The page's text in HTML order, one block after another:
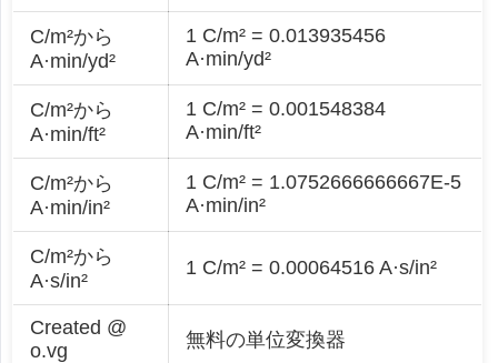
C/m²から
A·min/yd²
1 C/m² = 0.013935456
A·min/yd²
C/m²から
A·min/ft²
1 C/m² = 0.001548384
A·min/ft²
C/m²から
A·min/in²
1 C/m² = 1.0752666666667E-5
A·min/in²
C/m²から
A·s/in²
1 C/m² = 0.00064516 A·s/in²
Created @
o.vg
無料の単位変換器